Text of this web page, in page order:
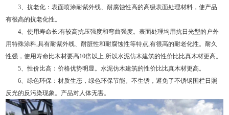
3、抗老化：表面喷涂耐紫外线、耐腐蚀性高的高级表面处理材料，使产品
有很高的抗老化性。
4、使用寿命长:有较高抗压强度和弯曲强度。表面处理均用抗日光型的户外
用特殊涂料,具有耐紫外线、耐脏性和耐腐蚀性等特点,有很高的耐老化性。耐久
性强，使用寿命比木材要高10倍以上.所以水泥仿木建筑的性价比比真木材更高。
5、性价比高：价格优势明显。水泥仿木建筑的性价比比真木材更高。
6、绿色环保：材质生态，绿色环保节能。不生锈，避免了不锈钢围栏日照
反光的反污染现象。产品对人体无害。